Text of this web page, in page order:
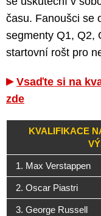
času. Fanoušci se
segmenty Q1, Q2,
startovní rošt pro
Vsaďte si na
zde
KVALIFIKACE
1. Max Verstappen
2. Oscar Piastri
3. George Russell